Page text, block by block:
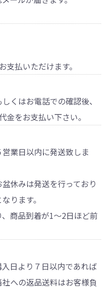
支払いただけます。
くはお電話での確認後、
金をお支払い下さい。
業日以内に発送致しま
休みは発送を行っており
ります。
商品到着が1～2日ほど前
日より７日以内であれば
への返品送料はお客様負